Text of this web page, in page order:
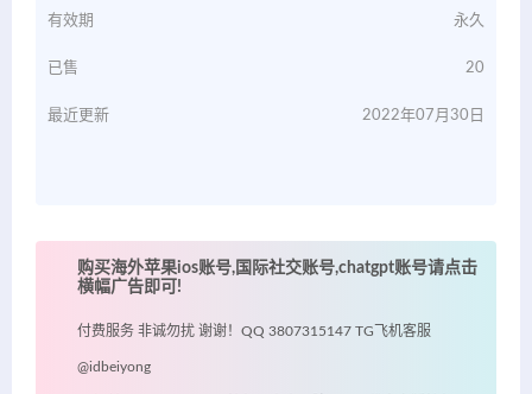
有效期 永久
已售 20
最近更新 2022年07月30日
购买海外苹果ios账号,国际社交账号,chatgpt账号请点击
横幅广告即可!
付费服务 非诚勿扰 谢谢！QQ 3807315147 TG飞机客服
@idbeiyong